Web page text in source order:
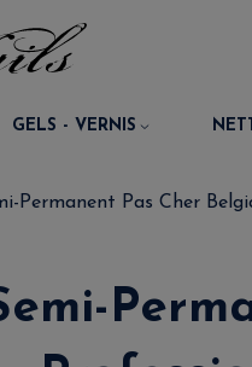
GELS - VERNIS
Permanent Pas Cher